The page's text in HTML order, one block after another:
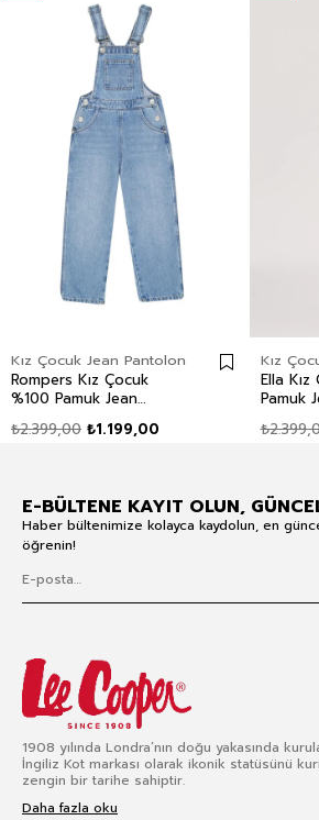
Kız Çocuk Jean Pantolon
Rompers Kız Çocuk
%100 Pamuk Jean
₺1.199,00
₺2.399,00
Kız
Ella
Pamuk
E-BÜLTENE KAYIT OLUN,
Haber bültenimize kolayca kaydolun, en
öğrenin!
1908 yılında Londra’nın doğu yakasında
İngiliz Kot markası olarak ikonik statüsünü
zengin bir tarihe sahiptir.
Daha fazla oku